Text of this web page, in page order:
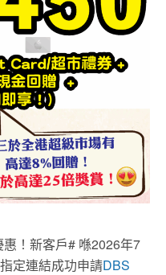
！新客戶# 喺2026年7
定連結成功申請DBS